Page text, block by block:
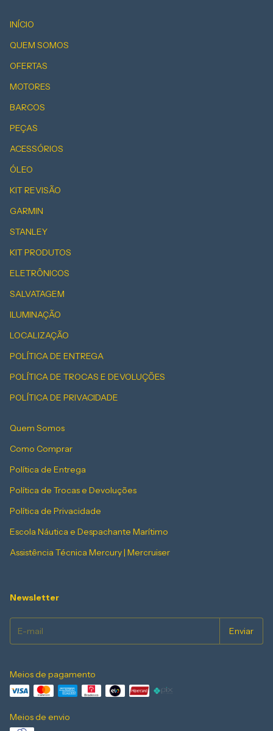
INÍCIO
QUEM SOMOS
OFERTAS
MOTORES
BARCOS
PEÇAS
ACESSÓRIOS
ÓLEO
KIT REVISÃO
GARMIN
STANLEY
KIT PRODUTOS
ELETRÔNICOS
SALVATAGEM
ILUMINAÇÃO
LOCALIZAÇÃO
POLÍTICA DE ENTREGA
POLÍTICA DE TROCAS E DEVOLUÇÕES
POLÍTICA DE PRIVACIDADE
Quem Somos
Como Comprar
Política de Entrega
Política de Trocas e Devoluções
Política de Privacidade
Escola Náutica e Despachante Marítimo
Assistência Técnica Mercury | Mercruiser
Newsletter
Meios de pagamento
Meios de envio